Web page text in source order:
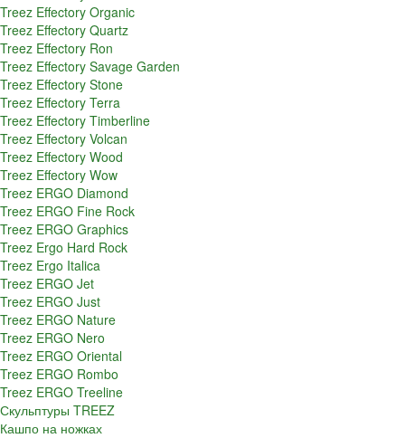
Treez Effectory Organic
Treez Effectory Quartz
Treez Effectory Ron
Treez Effectory Savage Garden
Treez Effectory Stone
Treez Effectory Terra
Treez Effectory Timberline
Treez Effectory Volcan
Treez Effectory Wood
Treez Effectory Wow
Treez ERGO Diamond
Treez ERGO Fine Rock
Treez ERGO Graphics
Treez Ergo Hard Rock
Treez Ergo Italica
Treez ERGO Jet
Treez ERGO Just
Treez ERGO Nature
Treez ERGO Nero
Treez ERGO Oriental
Treez ERGO Rombo
Treez ERGO Treeline
Скульптуры TREEZ
Кашпо на ножках